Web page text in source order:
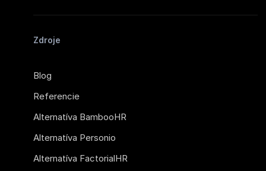
Zdroje
Blog
Referencie
Alternatíva BambooHR
Alternatíva Personio
Alternatíva FactorialHR